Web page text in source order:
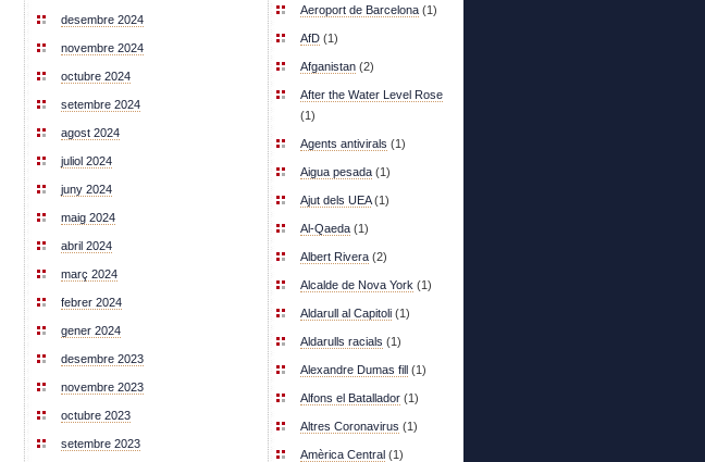
desembre 2024
novembre 2024
octubre 2024
setembre 2024
agost 2024
juliol 2024
juny 2024
maig 2024
abril 2024
març 2024
febrer 2024
gener 2024
desembre 2023
novembre 2023
octubre 2023
setembre 2023
Aeroport de Barcelona (1)
AfD (1)
Afganistan (2)
After the Water Level Rose
(1)
Agents antivirals (1)
Aigua pesada (1)
Ajut dels UEA(1)
Al-Qaeda (1)
Albert Rivera (2)
Alcalde de Nova York (1)
Aldarull al Capitoli (1)
Aldarulls racials (1)
Alexandre Dumas fill (1)
Alfons el Batallador (1)
Altres Coronavirus (1)
Amèrica Central (1)